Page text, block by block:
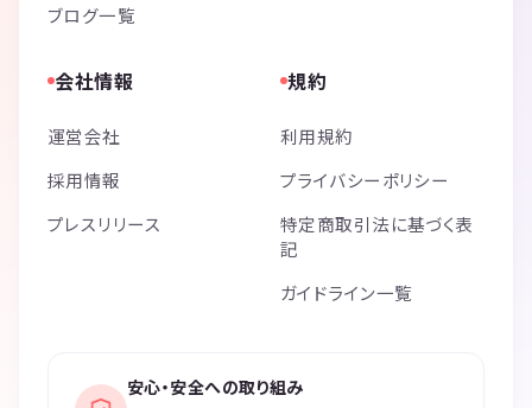
ブログ一覧
会社情報
運営会社
採用情報
プレスリリース
規約
利用規約
プライバシーポリシー
特定商取引法に基づく表
記
ガイドライン一覧
安心・安全への取り組み